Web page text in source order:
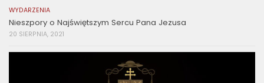
WYDARZENIA
Nieszpory o Najświętszym Sercu Pana Jezusa
20 SIERPNIA, 2021